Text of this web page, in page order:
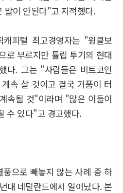
말이 안된다"고 지적했다.
피털 최고경영자는 "윙클보
로 부르지만 튤립 투기의 현대
다. 그는 "사람들은 비트코인
속 살 것이고 결국 거품이 터
속될 것"이라며 "많은 이들이
수 있다"고 경고했다.
으로 빼놓지 않는 사례 중 하
대 네덜란드에서 일어났다. 본